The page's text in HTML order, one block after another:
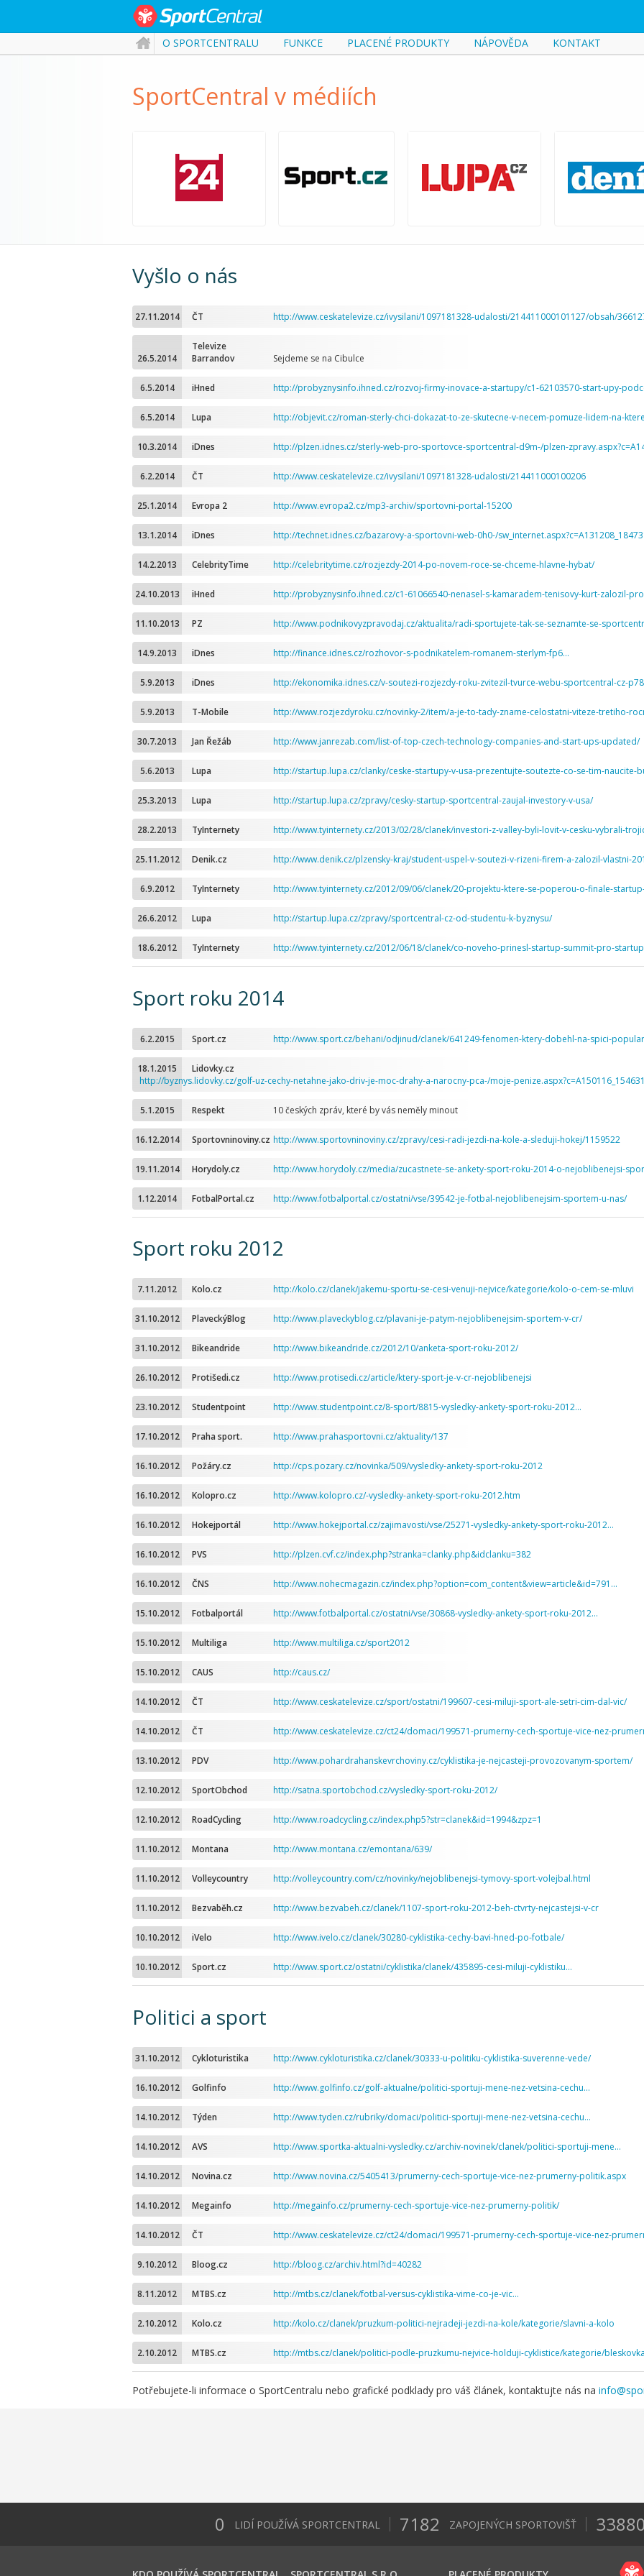
O SPORTCENTRALU
FUNKCE PLACENÉ PRODUKTY NÁPOVĚDA KONTAKT
SportCentral v médiích
Vyšlo o nás
27.11.2014 ČT http://www.ceskatelevize.cz/ivysilani/1097181328-udalosti/214411000101127/obsah/
26.5.2014
Televize
Barrandov
Sejdeme se na Cibulce
6.5.2014 iHned http://probyznysinfo.ihned.cz/rozvoj-firmy-inovace-a-startupy/c1-62103570-start-upy-
6.5.2014 Lupa http://objevit.cz/roman-sterly-chci-dokazat-to-ze-skutecne-v-necem-pomuze-lidem-na-
10.3.2014 iDnes http://plzen.idnes.cz/sterly-web-pro-sportovce-sportcentral-d9m-/plzen-
6.2.2014 ČT http://www.ceskatelevize.cz/ivysilani/1097181328-udalosti/214411000100206
25.1.2014 Evropa 2 http://www.evropa2.cz/mp3-archiv/sportovni-portal-15200
13.1.2014 iDnes http://technet.idnes.cz/bazarovy-a-sportovni-web-0h0-/
14.2.2013 CelebrityTime http://celebritytime.cz/rozjezdy-2014-po-novem-roce-se-chceme-hlavne-hybat/
24.10.2013 iHned http://probyznysinfo.ihned.cz/c1-61066540-nenasel-s-kamaradem-tenisovy-kurt-zalozil-
11.10.2013 PZ http://www.podnikovyzpravodaj.cz/aktualita/radi-sportujete-tak-se-seznamte-se-
14.9.2013 iDnes http://finance.idnes.cz/rozhovor-s-podnikatelem-romanem-sterlym-fp6…
5.9.2013 iDnes http://ekonomika.idnes.cz/v-soutezi-rozjezdy-roku-zvitezil-tvurce-webu-sportcentral-cz-
5.9.2013 T-Mobile http://www.rozjezdyroku.cz/novinky-2/item/a-je-to-tady-zname-celostatni-viteze-tretiho-
30.7.2013 Jan Řežáb http://www.janrezab.com/list-of-top-czech-technology-companies-and-start-ups-updated/
5.6.2013 Lupa http://startup.lupa.cz/clanky/ceske-startupy-v-usa-prezentujte-soutezte-co-se-tim-naucite-
25.3.2013 Lupa http://startup.lupa.cz/zpravy/cesky-startup-sportcentral-zaujal-investory-v-usa/
28.2.2013 TyInternety http://www.tyinternety.cz/2013/02/28/clanek/investori-z-valley-byli-lovit-v-cesku-vybrali-
25.11.2012 Denik.cz http://www.denik.cz/plzensky-kraj/student-uspel-v-soutezi-v-rizeni-firem-a-zalozil-vlastni-
6.9.2012 TyInternety http://www.tyinternety.cz/2012/09/06/clanek/20-projektu-ktere-se-poperou-o-finale-
26.6.2012 Lupa http://startup.lupa.cz/zpravy/sportcentral-cz-od-studentu-k-byznysu/
18.6.2012 TyInternety http://www.tyinternety.cz/2012/06/18/clanek/co-noveho-prinesl-startup-summit-pro-
Sport roku 2014
6.2.2015 Sport.cz http://www.sport.cz/behani/odjinud/clanek/641249-fenomen-ktery-dobehl-na-spici-
18.1.2015
Lidovky.cz
http://byznys.lidovky.cz/golf-uz-cechy-netahne-jako-driv-je-moc-drahy-a-narocny-pca-/moje-
5.1.2015 Respekt 10 českých zpráv, které by vás neměly minout
16.12.2014 Sportovninoviny.cz http://www.sportovninoviny.cz/zpravy/cesi-radi-jezdi-na-kole-a-sleduji-hokej/1159522
19.11.2014 Horydoly.cz http://www.horydoly.cz/media/zucastnete-se-ankety-sport-roku-2014-o-nejoblibenejsi-
1.12.2014 FotbalPortal.cz http://www.fotbalportal.cz/ostatni/vse/39542-je-fotbal-nejoblibenejsim-sportem-u-nas/
Sport roku 2012
7.11.2012 Kolo.cz http://kolo.cz/clanek/jakemu-sportu-se-cesi-venuji-nejvice/kategorie/kolo-o-cem-se-mluvi
31.10.2012 PlaveckýBlog http://www.plaveckyblog.cz/plavani-je-patym-nejoblibenejsim-sportem-v-cr/
31.10.2012 Bikeandride http://www.bikeandride.cz/2012/10/anketa-sport-roku-2012/
26.10.2012 Protišedi.cz http://www.protisedi.cz/article/ktery-sport-je-v-cr-nejoblibenejsi
23.10.2012 Studentpoint http://www.studentpoint.cz/8-sport/8815-vysledky-ankety-sport-roku-2012…
17.10.2012 Praha sport. http://www.prahasportovni.cz/aktuality/137
16.10.2012 Požáry.cz http://cps.pozary.cz/novinka/509/vysledky-ankety-sport-roku-2012
16.10.2012 Kolopro.cz http://www.kolopro.cz/-vysledky-ankety-sport-roku-2012.htm
16.10.2012 Hokejportál http://www.hokejportal.cz/zajimavosti/vse/25271-vysledky-ankety-sport-roku-2012…
16.10.2012 PVS http://plzen.cvf.cz/index.php?stranka=clanky.php&idclanku=382
16.10.2012 ČNS http://www.nohecmagazin.cz/index.php?option=com_content&view=article&id=791…
15.10.2012 Fotbalportál http://www.fotbalportal.cz/ostatni/vse/30868-vysledky-ankety-sport-roku-2012…
15.10.2012 Multiliga http://www.multiliga.cz/sport2012
15.10.2012 CAUS http://caus.cz/
14.10.2012 ČT http://www.ceskatelevize.cz/sport/ostatni/199607-cesi-miluji-sport-ale-setri-cim-dal-vic/
14.10.2012 ČT http://www.ceskatelevize.cz/ct24/domaci/199571-prumerny-cech-sportuje-vice-nez-
13.10.2012 PDV http://www.pohardrahanskevrchoviny.cz/cyklistika-je-nejcasteji-provozovanym-sportem/
12.10.2012 SportObchod http://satna.sportobchod.cz/vysledky-sport-roku-2012/
12.10.2012 RoadCycling http://www.roadcycling.cz/index.php5?str=clanek&id=1994&zpz=1
11.10.2012 Montana http://www.montana.cz/emontana/639/
11.10.2012 Volleycountry http://volleycountry.com/cz/novinky/nejoblibenejsi-tymovy-sport-volejbal.html
11.10.2012 Bezvaběh.cz http://www.bezvabeh.cz/clanek/1107-sport-roku-2012-beh-ctvrty-nejcastejsi-v-cr
10.10.2012 iVelo http://www.ivelo.cz/clanek/30280-cyklistika-cechy-bavi-hned-po-fotbale/
10.10.2012 Sport.cz http://www.sport.cz/ostatni/cyklistika/clanek/435895-cesi-miluji-cyklistiku…
Politici a sport
31.10.2012 Cykloturistika http://www.cykloturistika.cz/clanek/30333-u-politiku-cyklistika-suverenne-vede/
16.10.2012 Golfinfo http://www.golfinfo.cz/golf-aktualne/politici-sportuji-mene-nez-vetsina-cechu…
14.10.2012 Týden http://www.tyden.cz/rubriky/domaci/politici-sportuji-mene-nez-vetsina-cechu…
14.10.2012 AVS http://www.sportka-aktualni-vysledky.cz/archiv-novinek/clanek/politici-sportuji-mene…
14.10.2012 Novina.cz http://www.novina.cz/5405413/prumerny-cech-sportuje-vice-nez-prumerny-politik.aspx
14.10.2012 Megainfo http://megainfo.cz/prumerny-cech-sportuje-vice-nez-prumerny-politik/
14.10.2012 ČT http://www.ceskatelevize.cz/ct24/domaci/199571-prumerny-cech-sportuje-vice-nez-
9.10.2012 Bloog.cz http://bloog.cz/archiv.html?id=40282
8.11.2012 MTBS.cz http://mtbs.cz/clanek/fotbal-versus-cyklistika-vime-co-je-vic…
2.10.2012 Kolo.cz http://kolo.cz/clanek/pruzkum-politici-nejradeji-jezdi-na-kole/kategorie/slavni-a-kolo
2.10.2012 MTBS.cz http://mtbs.cz/clanek/politici-podle-pruzkumu-nejvice-holduji-cyklistice/kategorie/
Potřebujete-li informace o SportCentralu nebo grafické podklady pro váš článek, kontaktujte nás na
0 LIDÍ POUŽÍVÁ SPORTCENTRAL 7182 ZAPOJENÝCH SPORTOVIŠŤ 33880